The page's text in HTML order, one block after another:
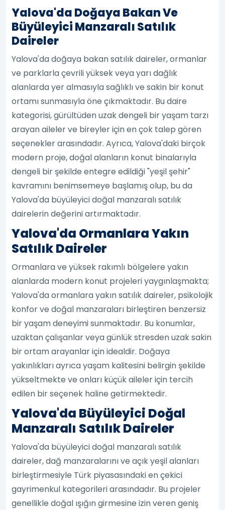
Yalova'da Doğaya Bakan Ve
Büyüleyici Manzaralı Satılık
Daireler
Yalova'da doğaya bakan satılık daireler, ormanlar
ve parklarla çevrili yüksek veya yarı dağlık
alanlarda yer almasıyla sağlıklı ve sakin bir konut
ortamı sunmasıyla öne çıkmaktadır. Bu daire
kategorisi, gürültüden uzak dengeli bir yaşam tarzı
arayan aileler ve bireyler için en çok talep gören
seçenekler arasındadır. Ayrıca, Yalova'daki birçok
modern proje, doğal alanların konut binalarıyla
dengeli bir şekilde entegre edildiği "yeşil şehir"
kavramını benimsemeye başlamış olup, bu da
Yalova'da büyüleyici doğal manzaralı satılık
dairelerin değerini artırmaktadır.
Yalova'da Ormanlara Yakın
Satılık Daireler
Ormanlara ve yüksek rakımlı bölgelere yakın
alanlarda modern konut projeleri yaygınlaşmakta;
Yalova'da ormanlara yakın satılık daireler, psikolojik
konfor ve doğal manzaraları birleştiren benzersiz
bir yaşam deneyimi sunmaktadır. Bu konumlar,
uzaktan çalışanlar veya günlük stresden uzak sakin
bir ortam arayanlar için idealdir. Doğaya
yakınlıkları ayrıca yaşam kalitesini belirgin şekilde
yükseltmekte ve onları küçük aileler için tercih
edilen bir seçenek haline getirmektedir.
Yalova'da Büyüleyici Doğal
Manzaralı Satılık Daireler
Yalova'da büyüleyici doğal manzaralı satılık
daireler, dağ manzaralarını ve açık yeşil alanları
birleştirmesiyle Türk piyasasındaki en çekici
gayrimenkul kategorileri arasındadır. Bu projeler
genellikle doğal ışığın girmesine izin veren geniş